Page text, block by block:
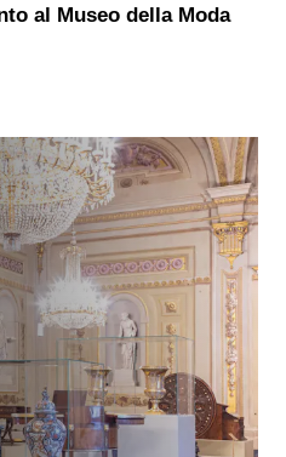
al Museo della Moda